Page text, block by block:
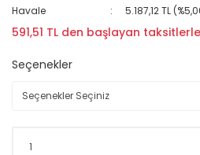
Havale
5.187,12 TL
591,51 TL den başlayan
Seçenekler